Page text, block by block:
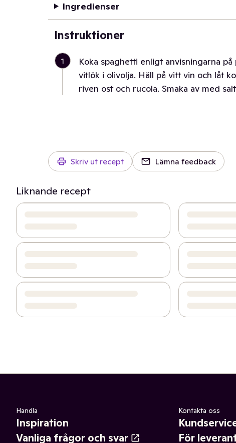
Ingredienser
Instruktioner
1
Koka spaghetti enligt anvisningarna
vitlök i olivolja. Häll på vitt vin och låt
riven ost och rucola. Smaka av med
Skriv ut recept Lämna feedback
Liknande recept
Handla
Inspiration
Vanliga frågor och svar
Kontakta oss
För